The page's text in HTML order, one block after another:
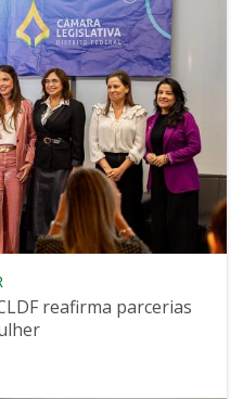
reafirma parcerias